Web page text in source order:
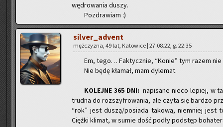
wę­dro­wa­nia duszy.
Po­zdra­wiam :)
si­lver_ad­vent
męż­czy­zna, 49 lat, Ka­to­wi­ce | 27.08.22, g. 22:35
Em, tego… Fak­tycz­nie, “Konie” tym razem nie
Nie będę kła­mał, mam dy­le­mat.
KO­LEJ­NE 365 DNI: na­pi­sa­ne nieco le­piej, w
trud­na do roz­szy­fro­wa­nia, ale czyta się bar­dzo
“rok” jest duszą/po­sia­da ta­ko­wą, nie­mniej
Cięż­ki kli­mat, w sumie dość podły pod­stęp